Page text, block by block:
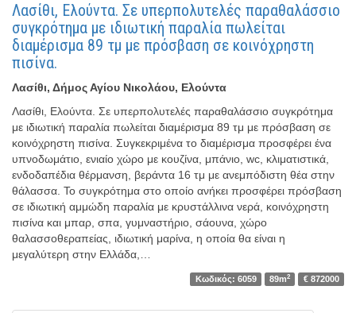
Λασίθι, Ελούντα. Σε υπερπολυτελές παραθαλάσσιο
συγκρότημα με ιδιωτική παραλία πωλείται
διαμέρισμα 89 τμ με πρόσβαση σε κοινόχρηστη
πισίνα.
Λασίθι, Δήμος Αγίου Νικολάου, Ελούντα
Λασίθι, Ελούντα. Σε υπερπολυτελές παραθαλάσσιο συγκρότημα
με ιδιωτική παραλία πωλείται διαμέρισμα 89 τμ με πρόσβαση σε
κοινόχρηστη πισίνα. Συγκεκριμένα το διαμέρισμα προσφέρει ένα
υπνοδωμάτιο, ενιαίο χώρο με κουζίνα, μπάνιο, wc, κλιματιστικά,
ενδοδαπέδια θέρμανση, βεράντα 16 τμ με ανεμπόδιστη θέα στην
θάλασσα. Το συγκρότημα στο οποίο ανήκει προσφέρει πρόσβαση
σε ιδιωτική αμμώδη παραλία με κρυστάλλινα νερά, κοινόχρηστη
πισίνα και μπαρ, σπα, γυμναστήριο, σάουνα, χώρο
θαλασσοθεραπείας, ιδιωτική μαρίνα, η οποία θα είναι η
μεγαλύτερη στην Ελλάδα,…
Κωδικός: 6059 89m2 € 872000